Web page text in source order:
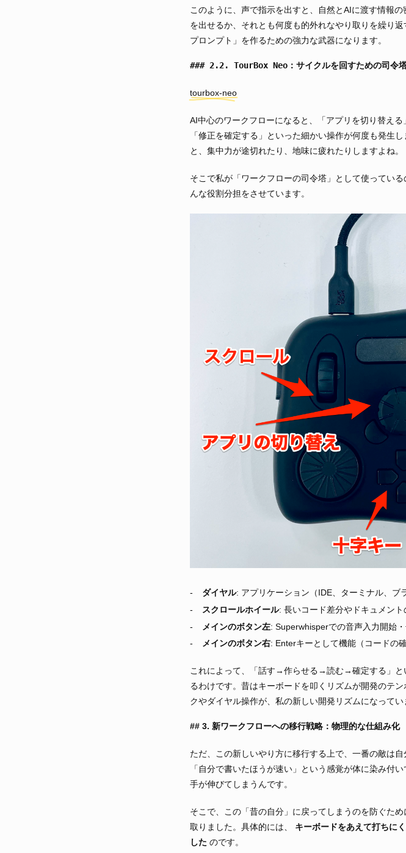
このように、声で指示を出すと、自然とAIに渡す情報
を出せるか、それとも何度も的外れなやり取りを繰り
プロンプト」を作るための強力な武器になります。
2.2. TourBox Neo：サイクルを回すための司令
tourbox-neo
AI中心のワークフローになると、「アプリを切り替え
「修正を確定する」といった細かい操作が何度も発生
と、集中力が途切れたり、地味に疲れたりしますよね。
そこで私が「ワークフローの司令塔」として使ってい
んな役割分担をさせています。
ダイヤル: アプリケーション（IDE、ターミナル、ブ
スクロールホイール: 長いコード差分やドキュメント
メインのボタン左: Superwhisperでの音声入力開始・
メインのボタン右: Enterキーとして機能（コードの
これによって、「話す→作らせる→読む→確定する」と
るわけです。昔はキーボードを叩くリズムが開発のテ
クやダイヤル操作が、私の新しい開発リズムになってい
3. 新ワークフローへの移行戦略：物理的な仕組み化
ただ、この新しいやり方に移行する上で、一番の敵は
「自分で書いたほうが速い」という感覚が体に染み付
手が伸びてしまうんです。
そこで、この「昔の自分」に戻ってしまうのを防ぐため
取りました。具体的には、 キーボードをあえて打ちに
した のです。